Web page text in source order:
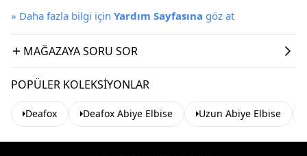
» Daha fazla bilgi için Yardım Sayfasına göz at
MAĞAZAYA SORU SOR
POPÜLER KOLEKSIYONLAR
Deafox Deafox Abiye Elbise Uzun Abiye Elbise